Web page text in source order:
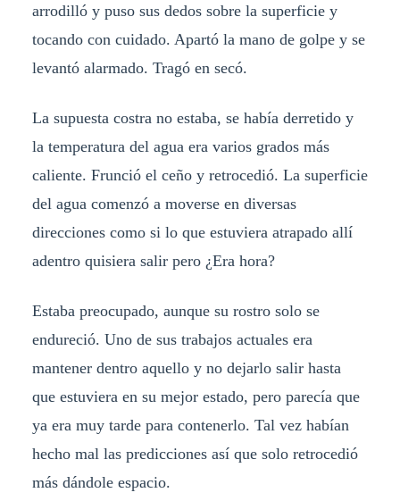
arrodilló y puso sus dedos sobre la superficie y
tocando con cuidado. Apartó la mano de golpe y se
levantó alarmado. Tragó en secó.
La supuesta costra no estaba, se había derretido y
la temperatura del agua era varios grados más
caliente. Frunció el ceño y retrocedió. La superficie
del agua comenzó a moverse en diversas
direcciones como si lo que estuviera atrapado allí
adentro quisiera salir pero ¿Era hora?
Estaba preocupado, aunque su rostro solo se
endureció. Uno de sus trabajos actuales era
mantener dentro aquello y no dejarlo salir hasta
que estuviera en su mejor estado, pero parecía que
ya era muy tarde para contenerlo. Tal vez habían
hecho mal las predicciones así que solo retrocedió
más dándole espacio.